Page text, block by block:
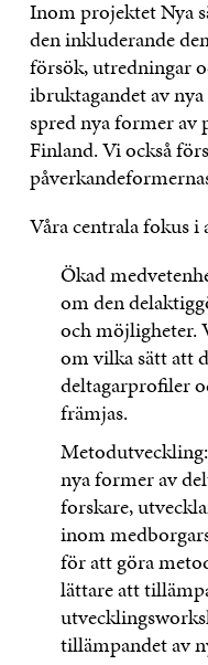
Inom projektet Nya
den inkluderande
försök, utredningar
ibruktagandet av
spred nya former av
Finland. Vi också
Våra centrala fokus i
Ökad
om den
och möjligheter.
om vilka sätt att
deltagarprofiler
främjas.
nya former av
forskare,
inom
för att göra
lättare att
tillämpandet av